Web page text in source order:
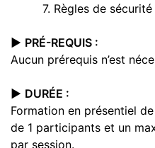
7. Règles de sécurité
▶️ PRÉ-REQUIS :
Aucun prérequis n’est
▶️ DURÉE :
Formation en présentiel
de 1 participants et un
par session.